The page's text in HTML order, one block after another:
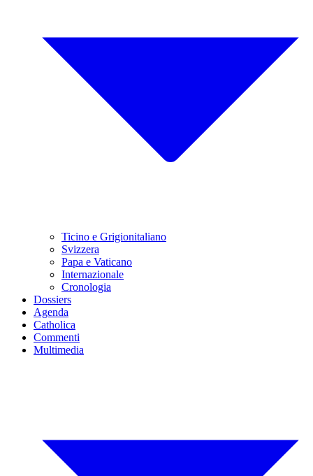
Ticino e Grigionitaliano
Svizzera
Papa e Vaticano
Internazionale
Cronologia
Dossiers
Agenda
Catholica
Commenti
Multimedia